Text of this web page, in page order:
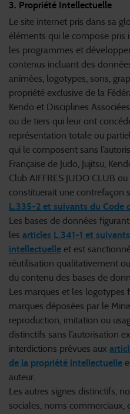
3. Propriété Intellectuelle
Le site internet pris dans sa
éléments qui le compose
les programmes et
contenus incluant des
animées, logotypes, sons,
propriété exclusive de la
Kendo et Disciplines
ou de tiers qui leur ont
représentation totale ou
qui le composent sans
Française de Judo, Jujitsu,
Club AIFFRES JUDO CLUB
constituerait une contrefaçon
L.335-2 et suivants du Code
Les bases de données
les articles L.341-1 et
intellectuelle et est
réutilisation qualitativement
du contenu des bases de
Les marques et les logotypes
marques déposées par le
reproduction, imitation ou
distinctifs sans l’autorisation
interdictions prévues aux
de la propriété intellectuelle
auteur.
Les autres signes distinctifs,
sociales, noms commerciaux,